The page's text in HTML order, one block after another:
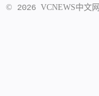
© 2026 VCNEWS中文网